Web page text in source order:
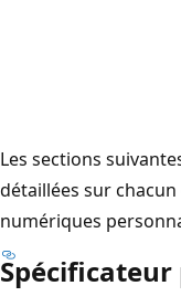
Les sections
détaillées sur
numériques
Spécificateur